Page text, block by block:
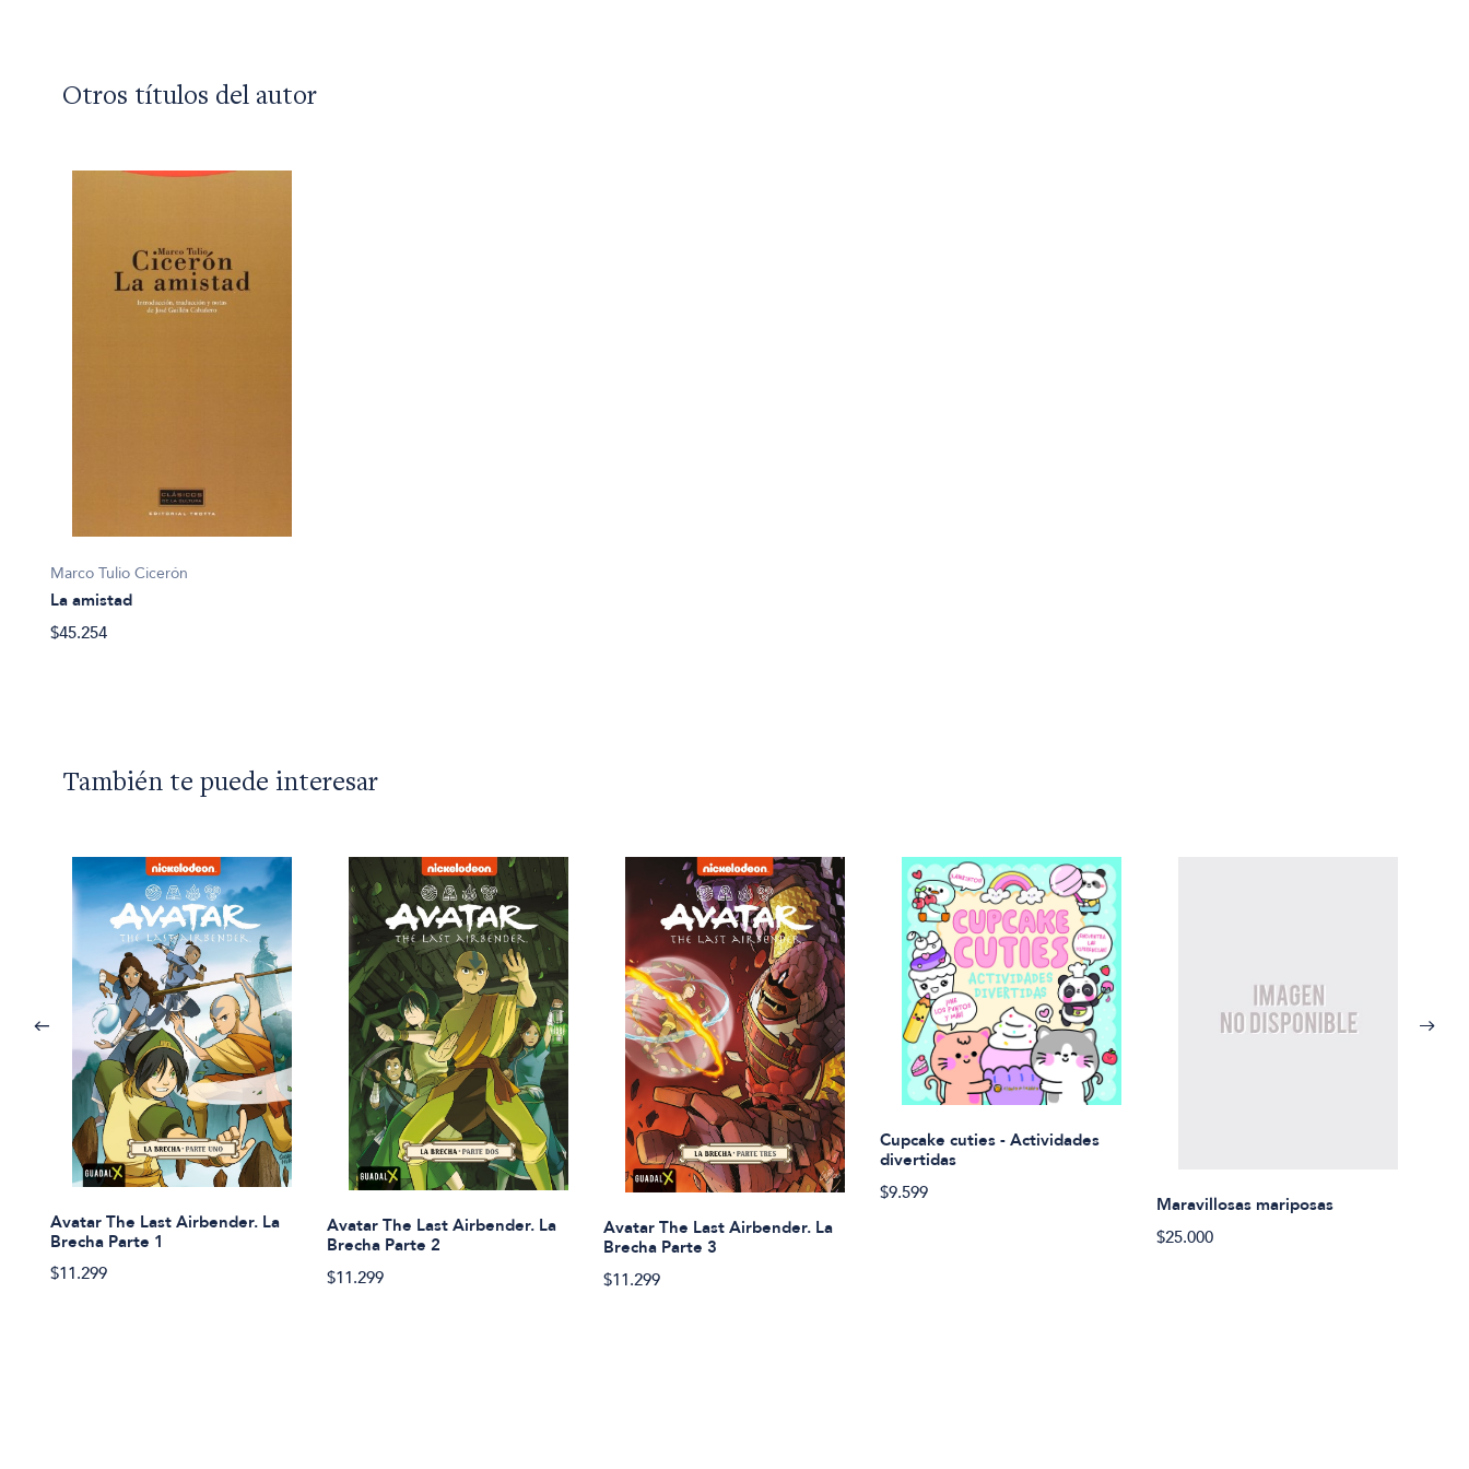
Otros títulos del autor
Marco Tulio Cicerón
La amistad
$45.254
También te puede interesar
Avatar The Last Airbender. La
Brecha Parte 1
$11.299
Avatar The Last Airbender. La
Brecha Parte 2
$11.299
Avatar The Last Airbender. La
Brecha Parte 3
$11.299
Cupcake cuties - Actividades
divertidas
$9.599
Maravillosas mariposas
$25.000